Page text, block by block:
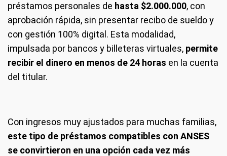
préstamos personales de hasta $2.000.000, con
aprobación rápida, sin presentar recibo de sueldo y
con gestión 100% digital. Esta modalidad,
impulsada por bancos y billeteras virtuales, permite
recibir el dinero en menos de 24 horas en la cuenta
del titular.
Con ingresos muy ajustados para muchas familias,
este tipo de préstamos compatibles con ANSES
se convirtieron en una opción cada vez más